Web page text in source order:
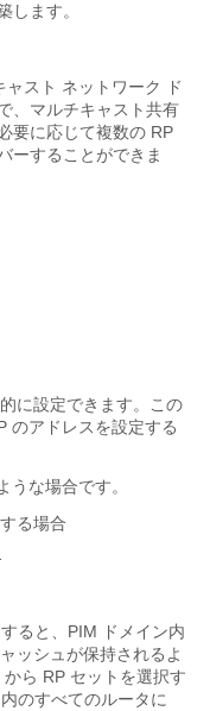
します。
スト ネットワーク ド
、マルチキャスト共有
要に応じて複数の RP
ーすることができま
に設定できます。この
のアドレスを設定する
な場合です。
る場合
ると、PIM ドメイン内
ッシュが保持されるよ
ら RP セットを選択す
のすべてのルータに